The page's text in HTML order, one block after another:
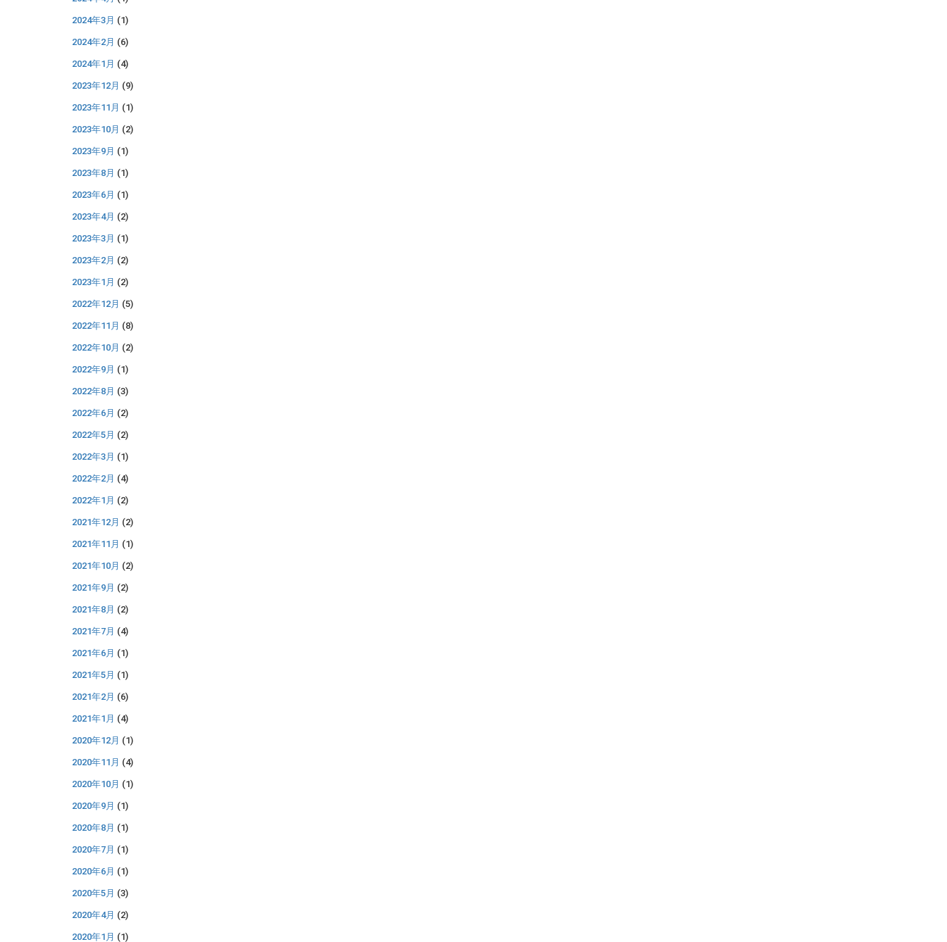
2024年3月 (1)
2024年2月 (6)
2024年1月 (4)
2023年12月 (9)
2023年11月 (1)
2023年10月 (2)
2023年9月 (1)
2023年8月 (1)
2023年6月 (1)
2023年4月 (2)
2023年3月 (1)
2023年2月 (2)
2023年1月 (2)
2022年12月 (5)
2022年11月 (8)
2022年10月 (2)
2022年9月 (1)
2022年8月 (3)
2022年6月 (2)
2022年5月 (2)
2022年3月 (1)
2022年2月 (4)
2022年1月 (2)
2021年12月 (2)
2021年11月 (1)
2021年10月 (2)
2021年9月 (2)
2021年8月 (2)
2021年7月 (4)
2021年6月 (1)
2021年5月 (1)
2021年2月 (6)
2021年1月 (4)
2020年12月 (1)
2020年11月 (4)
2020年10月 (1)
2020年9月 (1)
2020年8月 (1)
2020年7月 (1)
2020年6月 (1)
2020年5月 (3)
2020年4月 (2)
2020年1月 (1)